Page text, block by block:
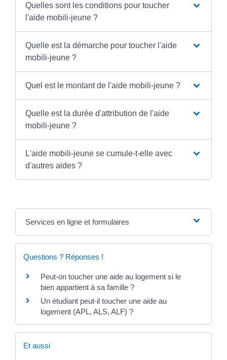
Quelles sont les conditions pour toucher
l'aide mobili-jeune ?
Quelle est la démarche pour toucher l'aide
mobili-jeune ?
Quel est le montant de l'aide mobili-jeune ?
Quelle est la durée d'attribution de l'aide
mobili-jeune ?
L'aide mobili-jeune se cumule-t-elle avec
d'autres aides ?
Services en ligne et formulaires
Questions ? Réponses !
Peut-on toucher une aide au logement si le
bien appartient à sa famille ?
Un étudiant peut-il toucher une aide au
logement (APL, ALS, ALF) ?
Et aussi